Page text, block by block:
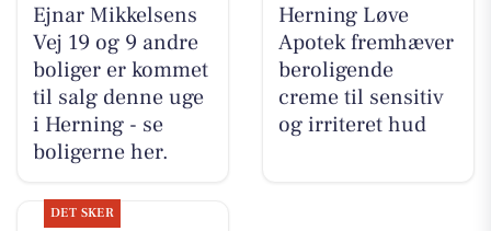
Ejnar Mikkelsens
Vej 19 og 9 andre
boliger er kommet
til salg denne uge
i Herning - se
boligerne her.
Herning Løve
Apotek fremhæver
beroligende
creme til sensitiv
og irriteret hud
DET SKER